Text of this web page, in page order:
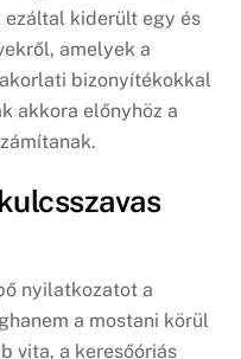
ezáltal kiderült egy és
amelyek a
bizonyítékokkal
akkora előnyhöz a
nyilatkozatot a
a mostani körül
vita, a keresőóriás